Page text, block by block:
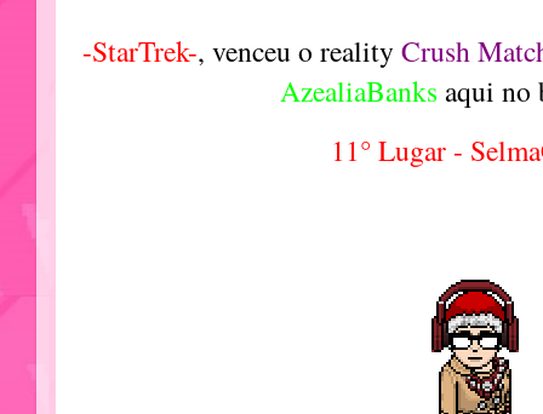
-StarTrek-, venceu o realityCrush
AzealiaBanksaqui
11° Lugar -